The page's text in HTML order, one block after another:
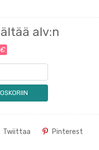
alv:n
Twiittaa Pinterest